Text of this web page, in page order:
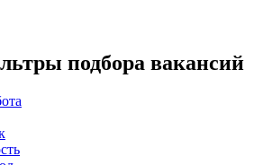
подбора вакансий